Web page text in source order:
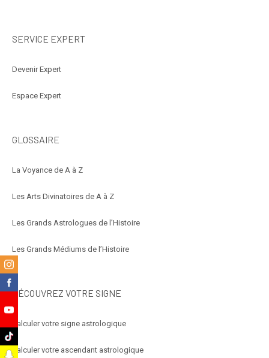
SERVICE EXPERT
Devenir Expert
Espace Expert
GLOSSAIRE
La Voyance de A à Z
Les Arts Divinatoires de A à Z
Les Grands Astrologues de l’Histoire
Les Grands Médiums de l’Histoire
DÉCOUVREZ VOTRE SIGNE
Calculer votre signe astrologique
Calculer votre ascendant astrologique